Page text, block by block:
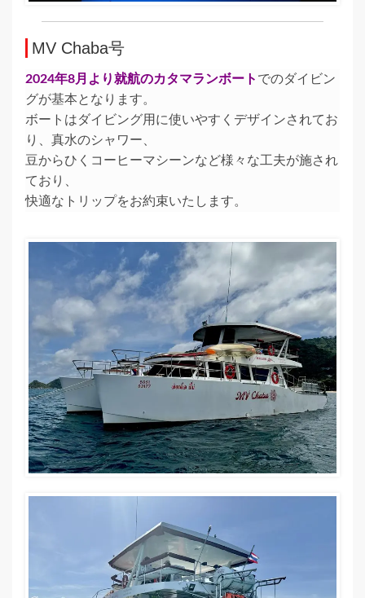
MV Chaba号
2024年8月より就航のカタマランボート でのダイビン
グが基本となります。
ボートはダイビング用に使いやすくデザインされてお
り、真水のシャワー、
豆からひくコーヒーマシーンなど様々な工夫が施され
ており、
快適なトリップをお約束いたします。